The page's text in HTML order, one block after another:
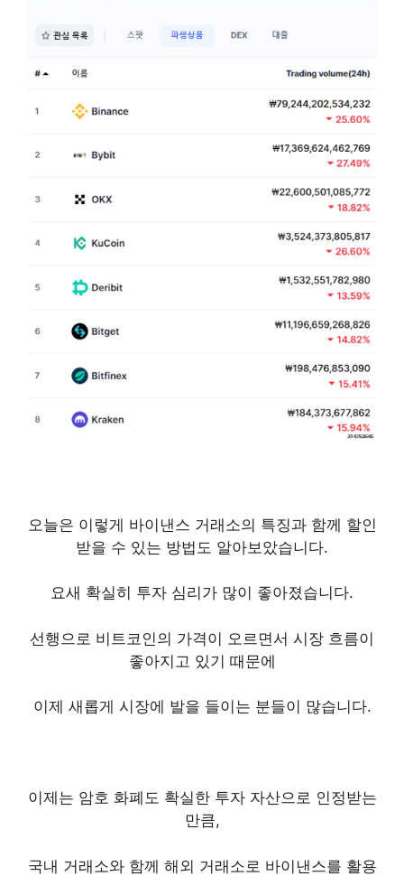
오늘은 이렇게 바이낸스 거래소의 특징과 함께 할인
받을 수 있는 방법도 알아보았습니다.
요새 확실히 투자 심리가 많이 좋아졌습니다.
선행으로 비트코인의 가격이 오르면서 시장 흐름이
좋아지고 있기 때문에
이제 새롭게 시장에 발을 들이는 분들이 많습니다.
이제는 암호 화폐도 확실한 투자 자산으로 인정받는
만큼,
국내 거래소와 함께 해외 거래소로 바이낸스를 활용